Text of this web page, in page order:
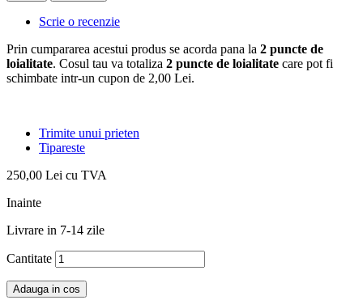
Scrie o recenzie
Prin cumpararea acestui produs se acorda pana la 2 puncte de
loialitate. Cosul tau va totaliza 2 puncte de loialitate care pot fi
schimbate intr-un cupon de 2,00 Lei.
Trimite unui prieten
Tipareste
250,00 Lei cu TVA
Inainte
Livrare in 7-14 zile
Cantitate
Adauga in cos